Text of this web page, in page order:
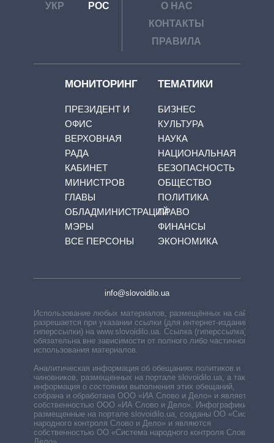
УКР РОС
О НАС
КОНТАКТЫ
ПРАВИЛА
МОНИТОРИНГ
ПРЕЗИДЕНТ И
ОФИС
ВЕРХОВНАЯ
РАДА
КАБИНЕТ
МИНИСТРОВ
ГЛАВЫ
ОБЛАДМИНИСТРАЦИЙ
МЭРЫ
ВСЕ ПЕРСОНЫ
ТЕМАТИКИ
БИЗНЕС
КУЛЬТУРА
НАУКА
НАЦИОНАЛЬНАЯ
БЕЗОПАСНОСТЬ
ОБЩЕСТВО
ПОЛИТИКА
ПРАВО
ФИНАНСЫ
ЭКОНОМИКА
info@slovoidilo.ua
Использование любых материалов, размещённых на сайте,
разрешается при указании ссылки (для интернет-изданий —
гиперссылки) на www.slovoidilo.ua. Ссылка (гиперссылка)
обязательна вне зависимости от полного либо частичного
использования материалов.
Аналитическая информация об обещаниях политиков и
чиновников, размещенных на портале slovoidilo.ua, а также
информация о состоянии выполнения этих обещаний,
собрана и обработана ООО «ИА Слово и Дело» и является
собственностью ООО «ИА Слово и Дело». Инфографики,
размещенные на портале slovoidilo.ua, созданы ОО «Система
народного контроля Слово и Дело» и являются
собственностью ОО «Система народного контроля Слово и